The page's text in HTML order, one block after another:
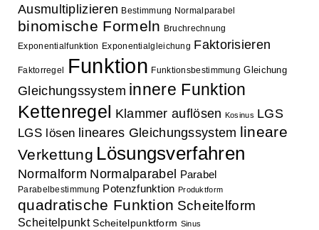
Ausmultiplizieren Bestimmung Normalparabel
binomische Formeln Bruchrechnung
Exponentialfunktion Exponentialgleichung Faktorisieren
Faktorregel Funktion Funktionsbestimmung Gleichung
Gleichungssystem innere Funktion
Kettenregel Klammer auflösen Kosinus LGS
LGS lösen lineares Gleichungssystem lineare
Verkettung Lösungsverfahren
Normalform Normalparabel Parabel
Parabelbestimmung Potenzfunktion Produktform
quadratische Funktion Scheitelform
Scheitelpunkt Scheitelpunktform Sinus